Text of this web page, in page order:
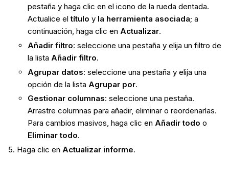
pestaña y haga clic en el icono de la rueda dentada.
Actualice eltítulo y la herramienta asociada; a
continuación, haga clic en Actualizar.
Añadir filtro: seleccione una pestaña y elija un filtro de
la lista Añadir filtro.
Agrupar datos: seleccione una pestaña y elija una
opción de la lista Agrupar por.
Gestionar columnas: seleccione una pestaña.
Arrastre columnas para añadir, eliminar o reordenarlas.
Para cambios masivos, haga clic en Añadir todo o
Eliminar todo.
Haga clic en Actualizar informe.